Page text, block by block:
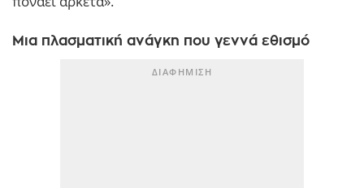
Μια πλασματική ανάγκη που γεννά εθισμό